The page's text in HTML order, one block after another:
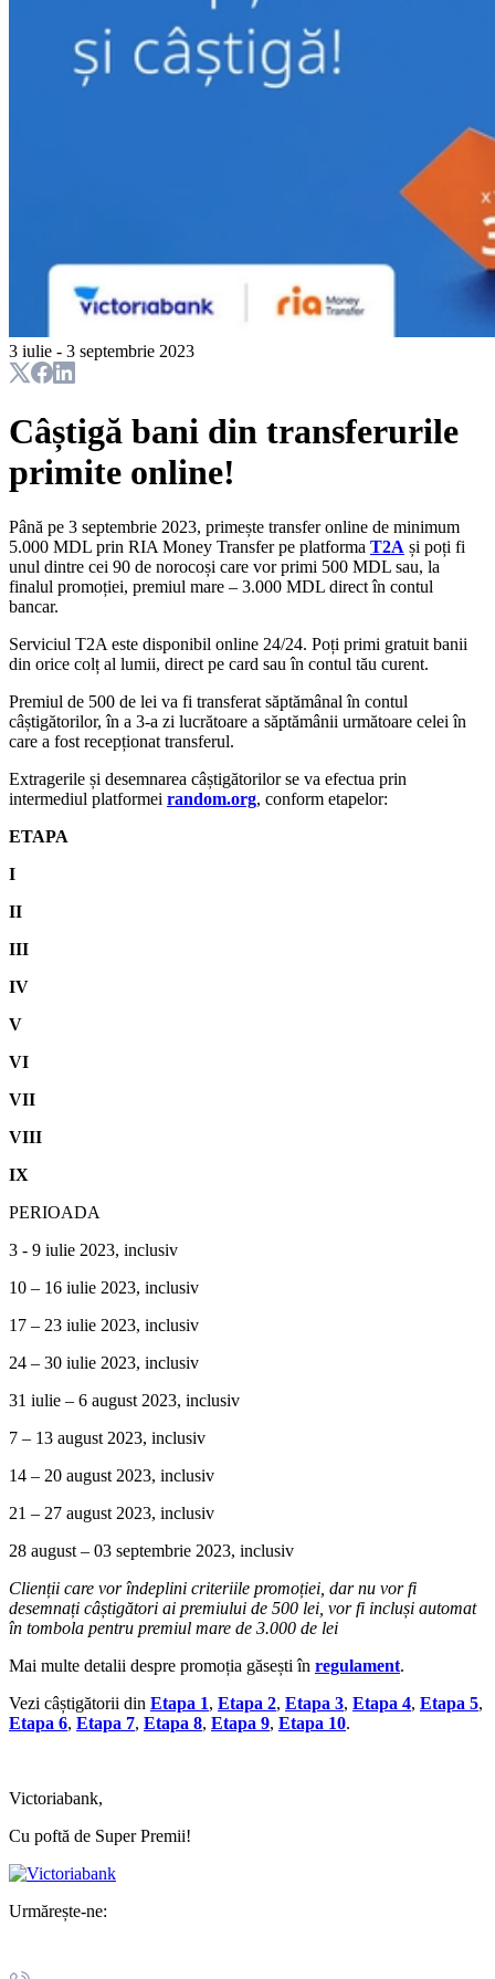
3 iulie - 3 septembrie 2023
Câștigă bani din transferurile
primite online!
Până pe 3 septembrie 2023, primește transfer online de minimum
5.000 MDL prin RIA Money Transfer pe platforma T2A și poți fi
unul dintre cei 90 de norocoși care vor primi 500 MDL sau, la
finalul promoției, premiul mare – 3.000 MDL direct în contul
bancar.
Serviciul T2A este disponibil online 24/24. Poți primi gratuit banii
din orice colț al lumii, direct pe card sau în contul tău curent.
Premiul de 500 de lei va fi transferat săptămânal în contul
câștigătorilor, în a 3-a zi lucrătoare a săptămânii următoare celei în
care a fost recepționat transferul.
Extragerile și desemnarea câștigătorilor se va efectua prin
intermediul platformei random.org, conform etapelor:
ETAPA
I
II
III
IV
V
VI
VII
VIII
IX
PERIOADA
3 - 9 iulie 2023, inclusiv
10 – 16 iulie 2023, inclusiv
17 – 23 iulie 2023, inclusiv
24 – 30 iulie 2023, inclusiv
31 iulie – 6 august 2023, inclusiv
7 – 13 august 2023, inclusiv
14 – 20 august 2023, inclusiv
21 – 27 august 2023, inclusiv
28 august – 03 septembrie 2023, inclusiv
Clienții care vor îndeplini criteriile promoției, dar nu vor fi
desemnați câștigători ai premiului de 500 lei, vor fi incluși automat
în tombola pentru premiul mare de 3.000 de lei
Mai multe detalii despre promoția găsești în regulament.
Vezi câștigătorii din Etapa 1, Etapa 2, Etapa 3, Etapa 4, Etapa 5,
Etapa 6, Etapa 7, Etapa 8, Etapa 9, Etapa 10.
Victoriabank,
Cu poftă de Super Premii!
Urmărește-ne: